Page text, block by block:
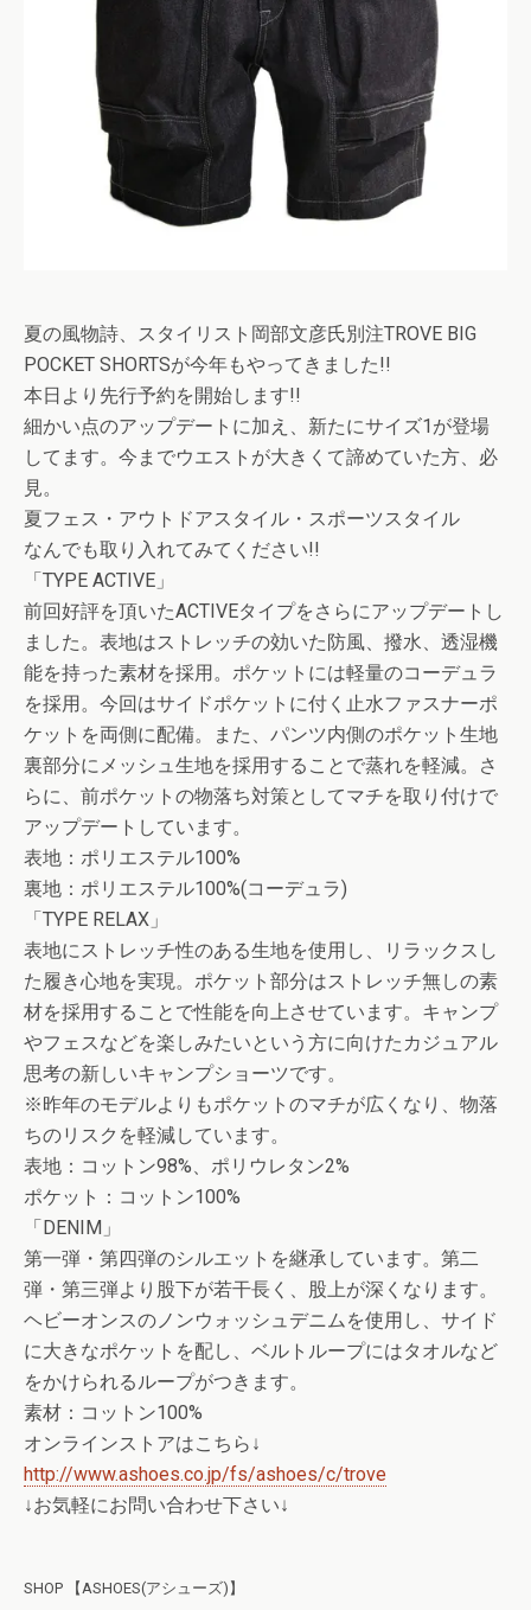
夏の風物詩、スタイリスト岡部文彦氏別注TROVE BIG
POCKET SHORTSが今年もやってきました!!
本日より先行予約を開始します!!
細かい点のアップデートに加え、新たにサイズ1が登場
してます。今までウエストが大きくて諦めていた方、必
見。
夏フェス・アウトドアスタイル・スポーツスタイル
なんでも取り入れてみてください!!
「TYPE ACTIVE」
前回好評を頂いたACTIVEタイプをさらにアップデートし
ました。表地はストレッチの効いた防風、撥水、透湿機
能を持った素材を採用。ポケットには軽量のコーデュラ
を採用。今回はサイドポケットに付く止水ファスナーポ
ケットを両側に配備。また、パンツ内側のポケット生地
裏部分にメッシュ生地を採用することで蒸れを軽減。さ
らに、前ポケットの物落ち対策としてマチを取り付けで
アップデートしています。
表地：ポリエステル100%
裏地：ポリエステル100%(コーデュラ)
「TYPE RELAX」
表地にストレッチ性のある生地を使用し、リラックスし
た履き心地を実現。ポケット部分はストレッチ無しの素
材を採用することで性能を向上させています。キャンプ
やフェスなどを楽しみたいという方に向けたカジュアル
思考の新しいキャンプショーツです。
※昨年のモデルよりもポケットのマチが広くなり、物落
ちのリスクを軽減しています。
表地：コットン98%、ポリウレタン2%
ポケット：コットン100%
「DENIM」
第一弾・第四弾のシルエットを継承しています。第二
弾・第三弾より股下が若干長く、股上が深くなります。
ヘビーオンスのノンウォッシュデニムを使用し、サイド
に大きなポケットを配し、ベルトループにはタオルなど
をかけられるループがつきます。
素材：コットン100%
オンラインストアはこちら↓
http://www.ashoes.co.jp/fs/ashoes/c/trove
↓お気軽にお問い合わせ下さい↓
SHOP 【ASHOES(アシューズ)】